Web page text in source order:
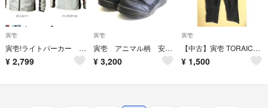
寅壱
寅壱!ライトパーカー LL シルバー
¥ 2,799
寅壱
寅壱 アニマル柄 安全靴
¥ 3,200
寅壱
【中古】寅壱 TORAICHI カーゴパンツ 3922-219 Lサイズ
¥ 1,500